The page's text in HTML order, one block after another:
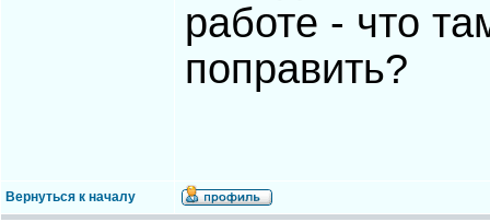
работе - что
поправить?
Вернуться к началу